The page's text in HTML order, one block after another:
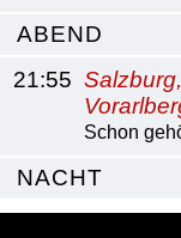
ABEND
21:55
Schon
NACHT